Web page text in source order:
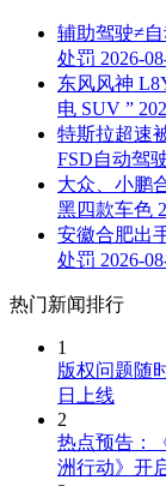
辅助驾驶≠
处罚 2026-
东风风神
电 SUV ”
特斯拉超速
FSD自动驾
大众、小鹏
黑四款车色
安徽合肥出
处罚 2026-
热门新闻排行
1
版权问题随
日上线
2
热点预告：
洲行动》开